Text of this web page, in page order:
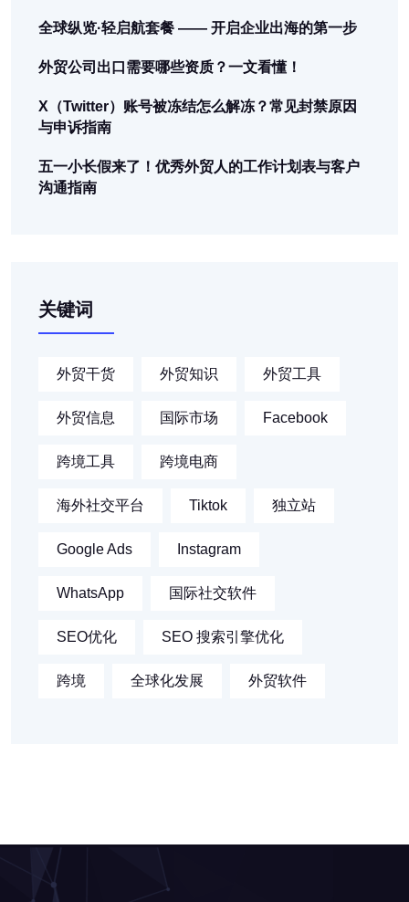
全球纵览·轻启航套餐 —— 开启企业出海的第一步
外贸公司出口需要哪些资质？一文看懂！
X（Twitter）账号被冻结怎么解冻？常见封禁原因
与申诉指南
五一小长假来了！优秀外贸人的工作计划表与客户
沟通指南
关键词
外贸干货 外贸知识 外贸工具
外贸信息 国际市场 Facebook
跨境工具 跨境电商
海外社交平台 Tiktok 独立站
Google Ads Instagram
WhatsApp 国际社交软件
SEO优化 SEO 搜索引擎优化
跨境 全球化发展 外贸软件